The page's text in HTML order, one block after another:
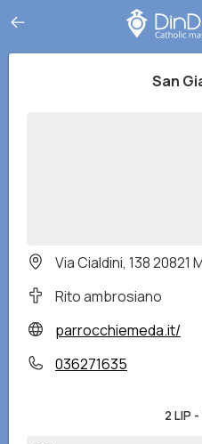
San
Via Cialdini, 138 20821
Rito ambrosiano
parrocchiemeda.it/
036271635
2 LIP -